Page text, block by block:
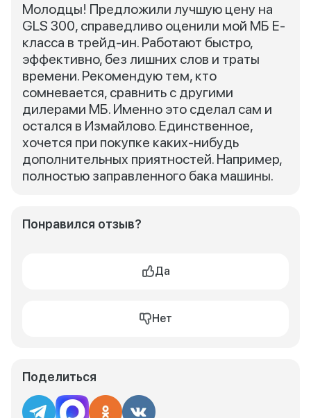
Молодцы! Предложили лучшую цену на
GLS 300, справедливо оценили мой МБ Е-
класса в трейд-ин. Работают быстро,
эффективно, без лишних слов и траты
времени. Рекомендую тем, кто
сомневается, сравнить с другими
дилерами МБ. Именно это сделал сам и
остался в Измайлово. Единственное,
хочется при покупке каких-нибудь
дополнительных приятностей. Например,
полностью заправленного бака машины.
Понравился отзыв?
Да
Нет
Поделиться